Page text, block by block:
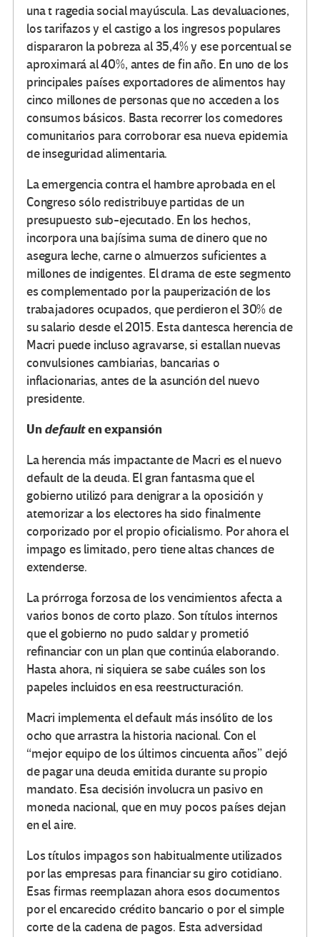
una t ragedia social mayúscula. Las devaluaciones,
los tarifazos y el castigo a los ingresos populares
dispararon la pobreza al 35,4% y ese porcentual se
aproximará al 40%, antes de fin año. En uno de los
principales países exportadores de alimentos hay
cinco millones de personas que no acceden a los
consumos básicos. Basta recorrer los comedores
comunitarios para corroborar esa nueva epidemia
de inseguridad alimentaria.
La emergencia contra el hambre aprobada en el
Congreso sólo redistribuye partidas de un
presupuesto sub-ejecutado. En los hechos,
incorpora una bajísima suma de dinero que no
asegura leche, carne o almuerzos suficientes a
millones de indigentes. El drama de este segmento
es complementado por la pauperización de los
trabajadores ocupados, que perdieron el 30% de
su salario desde el 2015. Esta dantesca herencia de
Macri puede incluso agravarse, si estallan nuevas
convulsiones cambiarias, bancarias o
inflacionarias, antes de la asunción del nuevo
presidente.
Un defaulten expansión
La herencia más impactante de Macri es el nuevo
default de la deuda. El gran fantasma que el
gobierno utilizó para denigrar a la oposición y
atemorizar a los electores ha sido finalmente
corporizado por el propio oficialismo. Por ahora el
impago es limitado, pero tiene altas chances de
extenderse.
La prórroga forzosa de los vencimientos afecta a
varios bonos de corto plazo. Son títulos internos
que el gobierno no pudo saldar y prometió
refinanciar con un plan que continúa elaborando.
Hasta ahora, ni siquiera se sabe cuáles son los
papeles incluidos en esa reestructuración.
Macri implementa el default más insólito de los
ocho que arrastra la historia nacional. Con el
“mejor equipo de los últimos cincuenta años” dejó
de pagar una deuda emitida durante su propio
mandato. Esa decisión involucra un pasivo en
moneda nacional, que en muy pocos países dejan
en el aire.
Los títulos impagos son habitualmente utilizados
por las empresas para financiar su giro cotidiano.
Esas firmas reemplazan ahora esos documentos
por el encarecido crédito bancario o por el simple
corte de la cadena de pagos. Esta adversidad